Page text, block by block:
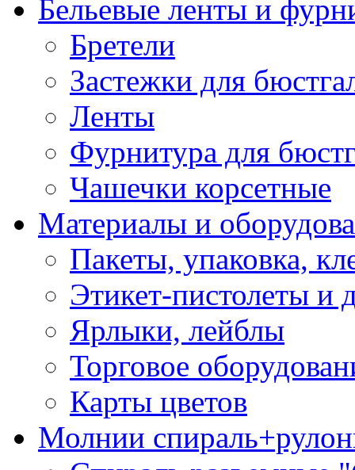
Бельевые ленты и
Бретели
Застежки для
Ленты
Фурнитура для
Чашечки корсетные
Материалы и
Пакеты, упаковка,
Этикет-пистолеты и
Ярлыки, лейблы
Торговое
Карты цветов
Молнии